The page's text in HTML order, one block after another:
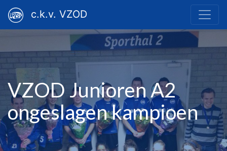
c.k.v. VZOD
VZOD Junioren A2
ongeslagen kampioen